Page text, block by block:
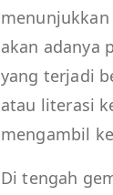
akan adanya
yang terjadi
atau literasi
mengambil
Di tengah